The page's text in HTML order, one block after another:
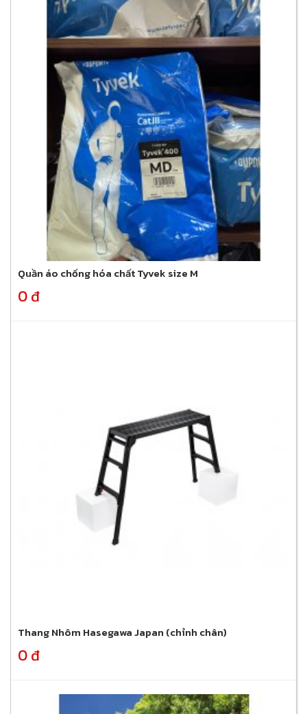
Quần áo chống hóa chất Tyvek size M
0 đ
Thang Nhôm Hasegawa Japan (chỉnh chân)
0 đ